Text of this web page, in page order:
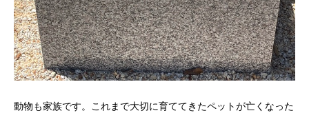
動物も家族です。これまで大切に育ててきたペットが亡くなった